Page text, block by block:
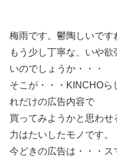
梅雨です。鬱陶しいです
もう少し丁寧な、いや
いのでしょうか・・・
そこが・・・KINCHOら
れだけの広告内容で
買ってみようかと思わ
力はたいしたモノです。
今どきの広告は・・・